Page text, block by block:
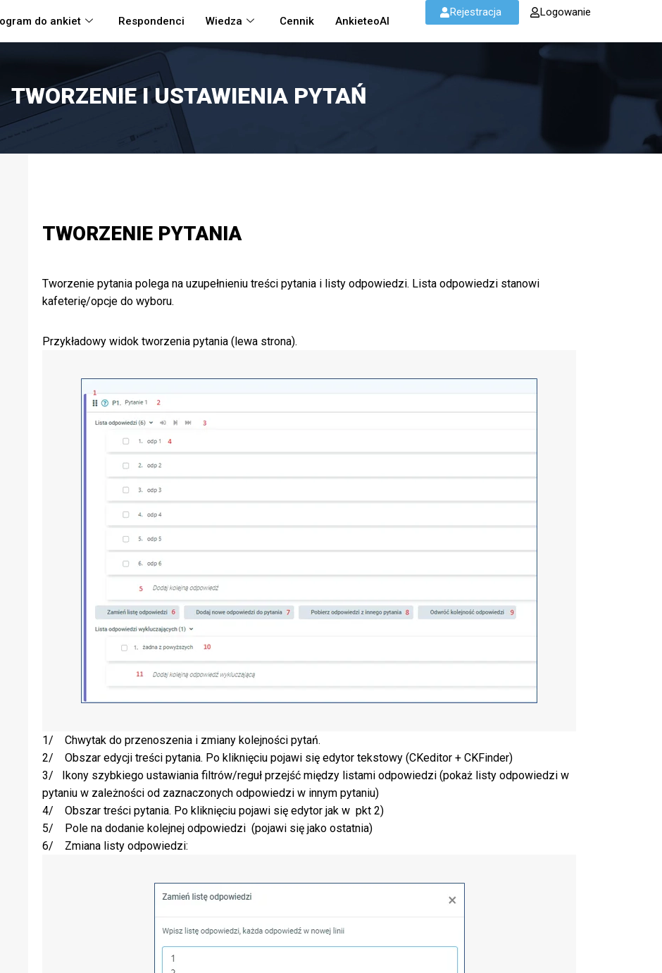
do ankiet Respondenci Wiedza Cennik AnkieteoAI
Rejestracja Logowanie
TWORZENIE I USTAWIENIA PYTAŃ
TWORZENIE PYTANIA
Tworzenie pytania polega na uzupełnieniu treści pytania i listy odpowiedzi. Lista odpowiedzi stanowi
kafeterię/opcje do wyboru.
Przykładowy widok tworzenia pytania (lewa strona).
1/ Chwytak do przenoszenia i zmiany kolejności pytań.
2/ Obszar edycji treści pytania. Po kliknięciu pojawi się edytor tekstowy (CKeditor + CKFinder)
3/ ­Ikony szybkiego ustawiania filtrów/reguł przejść między listami odpowiedzi (pokaż listy odpowiedzi w
pytaniu w zależności od zaznaczonych odpowiedzi w innym pytaniu)
4/ Obszar treści pytania. Po kliknięciu pojawi się edytor jak w pkt 2)
5/ Pole na dodanie kolejnej odpowiedzi (pojawi się jako ostatnia)
6/ Zmiana listy odpowiedzi: